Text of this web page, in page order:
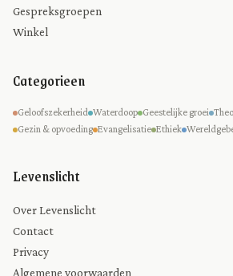
Gespreksgroepen
Winkel
Categorieen
Geloofszekerheid Waterdoop Geestelijke groei
Gezin & opvoeding Evangelisatie Ethiek
Levenslicht
Over Levenslicht
Contact
Privacy
Algemene voorwaarden